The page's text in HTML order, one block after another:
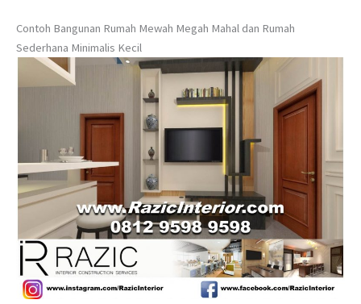
Contoh Bangunan Rumah Mewah Megah Mahal dan Rumah
Sederhana Minimalis Kecil